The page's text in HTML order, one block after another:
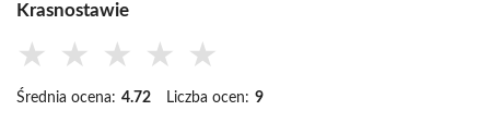
Krasnostawie
★ ★ ★ ★ ★
Średnia ocena: 4.72 Liczba ocen: 9